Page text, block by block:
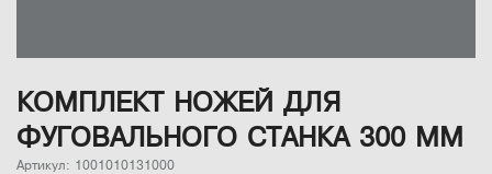
КОМПЛЕКТ НОЖЕЙ ДЛЯ
ФУГОВАЛЬНОГО СТАНКА 300 ММ
Артикул: 1001010131000